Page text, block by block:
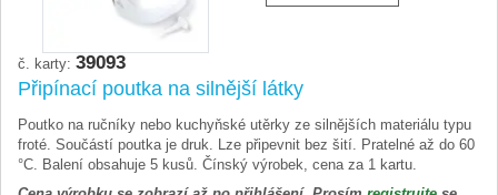
č. karty: 39093
Připínací poutka na silnější látky
Poutko na ručníky nebo kuchyňské utěrky ze silnějších materiálu typu
froté. Součástí poutka je druk. Lze připevnit bez šití. Pratelné až do 60
°C. Balení obsahuje 5 kusů. Čínský výrobek, cena za 1 kartu.